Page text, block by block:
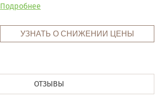
Подробнее
УЗНАТЬ О СНИЖЕНИИ ЦЕНЫ
ОТЗЫВЫ